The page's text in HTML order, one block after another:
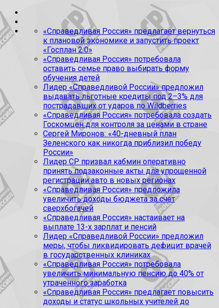
«Справедливая Россия» предлагает вернуться
к плановой экономике и запустить проект
«Госплан 2.0»
«Справедливая Россия» потребовала
оставить семье право выбирать форму
обучения детей
Лидер «Справедливой России» предложил
выдавать льготные кредиты под 2–3% для
пострадавших от ударов по Wildberries
«Справедливая Россия» потребовала создать
Госкомцен для контроля за ценами в стране
Сергей Миронов: «40-дневный план
Зеленского как никогда приблизил победу
России»
Лидер СР призвал кабмин оперативно
принять подзаконные акты для упрощенной
регистрации авто в новых регионах
«Справедливая Россия» предложила
увеличить доходы бюджета за счет
сверхбогачей
«Справедливая Россия» настаивает на
выплате 13-х зарплат и пенсий
Лидер «Справедливой России» предложил
меры, чтобы ликвидировать дефицит врачей
в государственных клиниках
«Справедливая Россия» потребовала
увеличить минимальную пенсию до 40% от
утраченного заработка
«Справедливая Россия» предлагает повысить
доходы и статус школьных учителей до